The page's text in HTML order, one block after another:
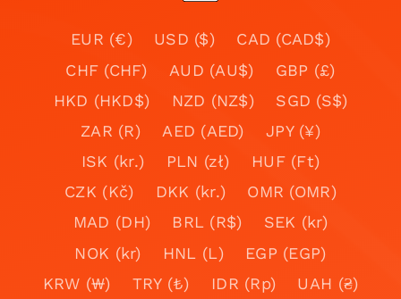
EUR (€) USD ($)
CAD (CAD$)
CHF (CHF)
AUD (AU$)
GBP (£)
HKD (HKD$)
NZD (NZ$)
SGD (S$)
ZAR (R)
AED (AED)
JPY (¥)
ISK (kr.)
PLN (zł)
HUF (Ft)
CZK (Kč)
DKK (kr.)
OMR (OMR)
MAD (DH)
BRL (R$)
SEK (kr)
NOK (kr)
HNL (L)
EGP (EGP)
KRW (₩)
TRY (₺) IDR (Rp)
UAH (₴)